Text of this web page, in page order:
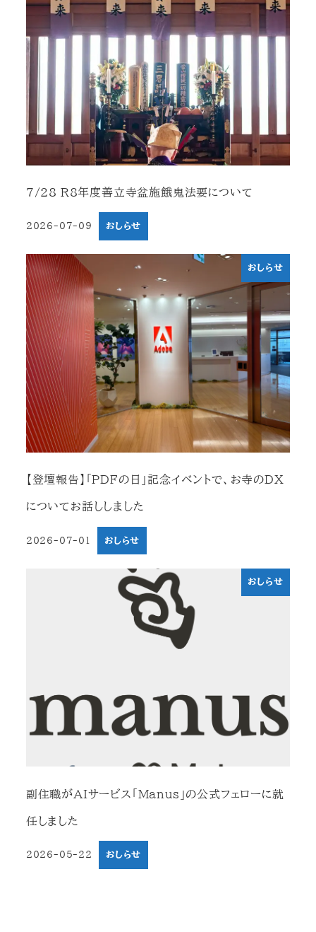
7/28 R8年度善立寺盆施餓鬼法要について
2026-07-09 おしらせ
おしらせ
【登壇報告】「PDFの日」記念イベントで、お寺のDX
についてお話ししました
2026-07-01 おしらせ
おしらせ
副住職がAIサービス「Manus」の公式フェローに就
任しました
2026-05-22 おしらせ